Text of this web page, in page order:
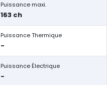
Puissance maxi.
163 ch
Puissance Thermique
-
Puissance Électrique
-